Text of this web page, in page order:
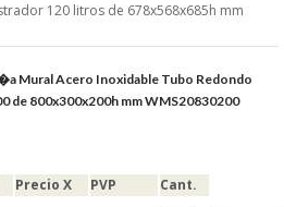
120 litros de 678x568x685h mm
Mural Acero Inoxidable Tubo Redondo
de 800x300x200h mm WMS20830200
Precio X PVP Cant.